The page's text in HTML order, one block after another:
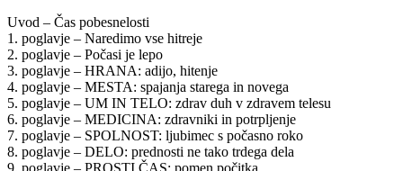
Uvod – Čas pobesnelosti
1. poglavje – Naredimo vse hitreje
2. poglavje – Počasi je lepo
3. poglavje – HRANA: adijo, hitenje
4. poglavje – MESTA: spajanja starega in novega
5. poglavje – UM IN TELO: zdrav duh v zdravem telesu
6. poglavje – MEDICINA: zdravniki in potrpljenje
7. poglavje – SPOLNOST: ljubimec s počasno roko
8. poglavje – DELO: prednosti ne tako trdega dela
9. poglavje – PROSTI ČAS: pomen počitka